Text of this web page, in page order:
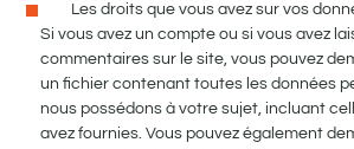
Les droits que vous avez sur vos
Si vous avez un compte ou si vous avez
commentaires sur le site, vous pouvez
un fichier contenant toutes les données
nous possédons à votre sujet, incluant
avez fournies. Vous pouvez également